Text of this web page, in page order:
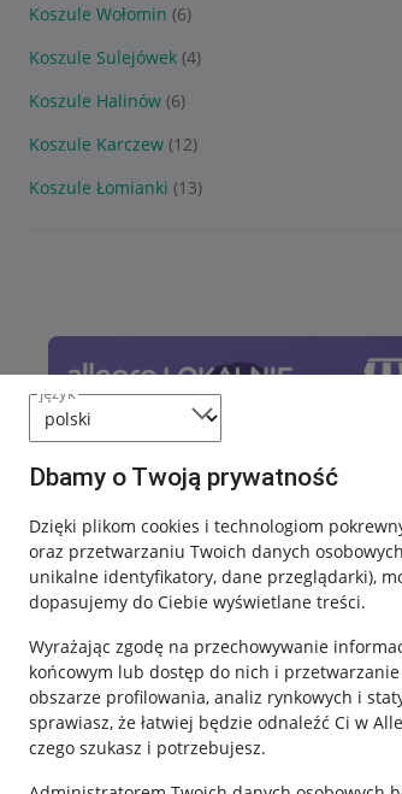
język
Dbamy o Twoją prywatność
Dzięki plikom cookies i technologiom
oraz przetwarzaniu Twoich danych osobowych
unikalne identyfikatory, dane przeglądarki),
dopasujemy do Ciebie wyświetlane treści.
Wyrażając zgodę na przechowywanie
końcowym lub dostęp do nich i
obszarze profilowania, analiz rynkowych i
sprawiasz, że łatwiej będzie odnaleźć Ci w
czego szukasz i potrzebujesz.
Koszule Wołomin (6)
Koszule Sulejówek (4)
Koszule Halinów (6)
Koszule Karczew (12)
Koszule Łomianki (13)
Nawigacja
Przydatne informacje